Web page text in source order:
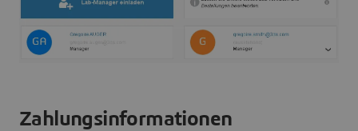
Zahlungsinformationen